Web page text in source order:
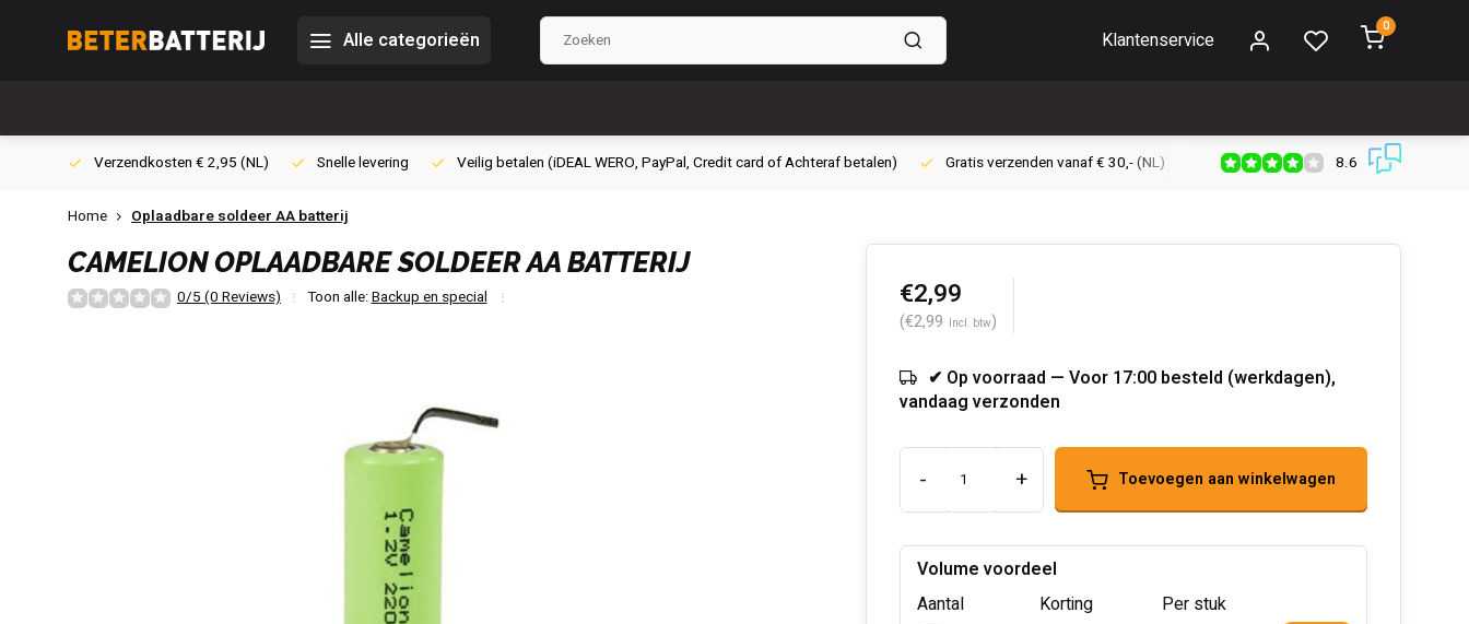
Alle categorieën Klantenservice
0
Verzendkosten € 2,95 (NL) Snelle levering Veilig betalen (iDEAL WERO, PayPal, Credit card of Achteraf betalen) Gratis verzenden vanaf € 30,- (NL) Verzendkosten € 2,95 (NL)
8.6
Home Oplaadbare soldeer AA batterij
CAMELIONOPLAADBARE SOLDEER AA BATTERIJ
0/5 (0 Reviews) Toon alle:Backup en special €2,99
(€2,99 Incl. btw)
✔ Op voorraad — Voor 17:00 besteld (werkdagen),
vandaag verzonden
- + Toevoegen aan winkelwagen
Volume voordeel
Aantal
Korting
Per stuk